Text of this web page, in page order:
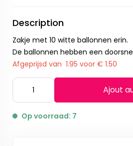
Description
Zakje met 10 witte ballonnen erin.
De ballonnen hebben een
Afgeprijsd van 1.95 voor € 1.50
Ajout
Op voorraad: 7